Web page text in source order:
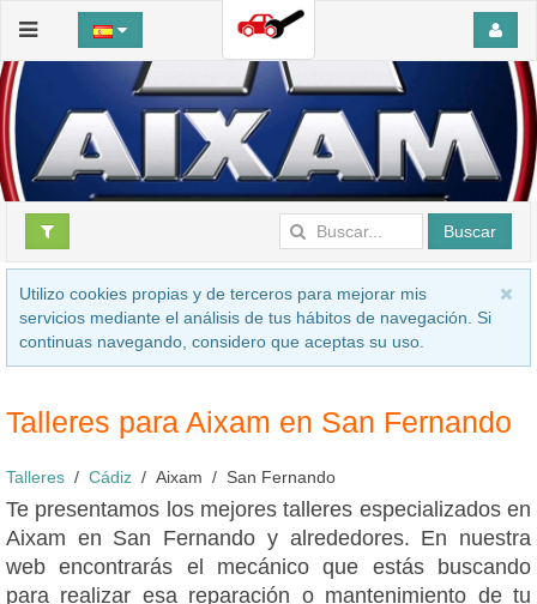
Buscar
Utilizo cookies propias y de terceros para mejorar mis
servicios mediante el análisis de tus hábitos de navegación. Si
continuas navegando, considero que aceptas su uso.
Talleres para Aixam en San Fernando
Talleres Cádiz Aixam San Fernando
Te presentamos los mejores talleres especializados en
Aixam en San Fernando y alrededores. En nuestra
web encontrarás el mecánico que estás buscando
para realizar esa reparación o mantenimiento de tu